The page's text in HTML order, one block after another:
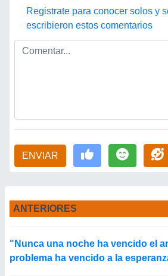
Registrate para conocer solos y
escribieron estos comentarios
ENVIAR
ANTERIORES
"Nunca una noche ha vencido el
problema ha vencido a la